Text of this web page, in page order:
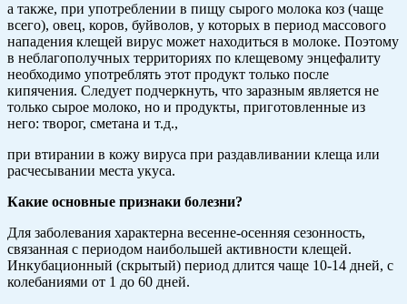
а также, при употреблении в пищу сырого молока коз (чаще
всего), овец, коров, буйволов, у которых в период массового
нападения клещей вирус может находиться в молоке. Поэтому
в неблагополучных территориях по клещевому энцефалиту
необходимо употреблять этот продукт только после
кипячения. Следует подчеркнуть, что заразным является не
только сырое молоко, но и продукты, приготовленные из
него: творог, сметана и т.д.,
при втирании в кожу вируса при раздавливании клеща или
расчесывании места укуса.
Какие основные признаки болезни?
Для заболевания характерна весенне-осенняя сезонность,
связанная с периодом наибольшей активности клещей.
Инкубационный (скрытый) период длится чаще 10-14 дней, с
колебаниями от 1 до 60 дней.